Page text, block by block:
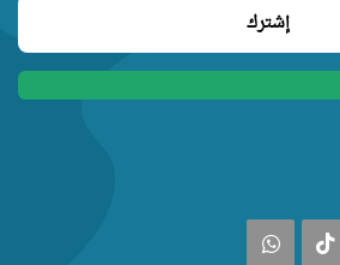
‫TikTokواتساب